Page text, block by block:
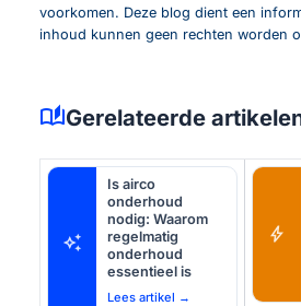
voorkomen. Deze blog dient een
inhoud kunnen geen rechten worden
auto_storiesGerelateerde
auto_awesome
Is airco
onderhoud
nodig: Waarom
regelmatig
onderhoud
essentieel is
Lees artikel →
bolt